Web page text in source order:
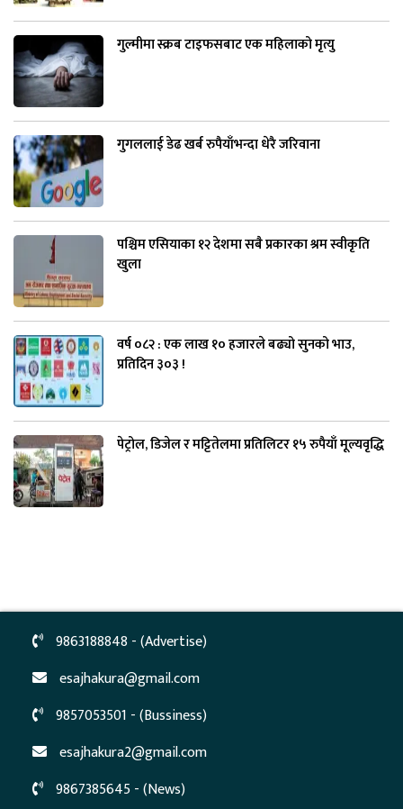
गुल्मीमा स्क्रब टाइफसबाट एक महिलाको मृत्यु
गुगललाई डेढ खर्ब रुपैयाँभन्दा धेरै जरिवाना
पश्चिम एसियाका १२ देशमा सबै प्रकारका श्रम स्वीकृति
खुला
वर्ष ०८२ : एक लाख १० हजारले बढ्यो सुनको भाउ,
प्रतिदिन ३०३ !
पेट्रोल, डिजेल र मट्टितेलमा प्रतिलिटर १५ रुपैयाँ मूल्यवृद्धि
9863188848 - (Advertise)
esajhakura@gmail.com
9857053501 - (Bussiness)
esajhakura2@gmail.com
9867385645 - (News)